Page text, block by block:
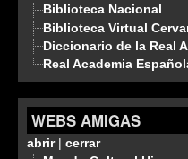
Biblioteca Nacional
Biblioteca Virtual
Diccionario de la Real
Real Academia
WEBS AMIGAS
abrir| cerrar